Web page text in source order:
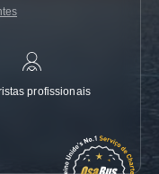
profissionais